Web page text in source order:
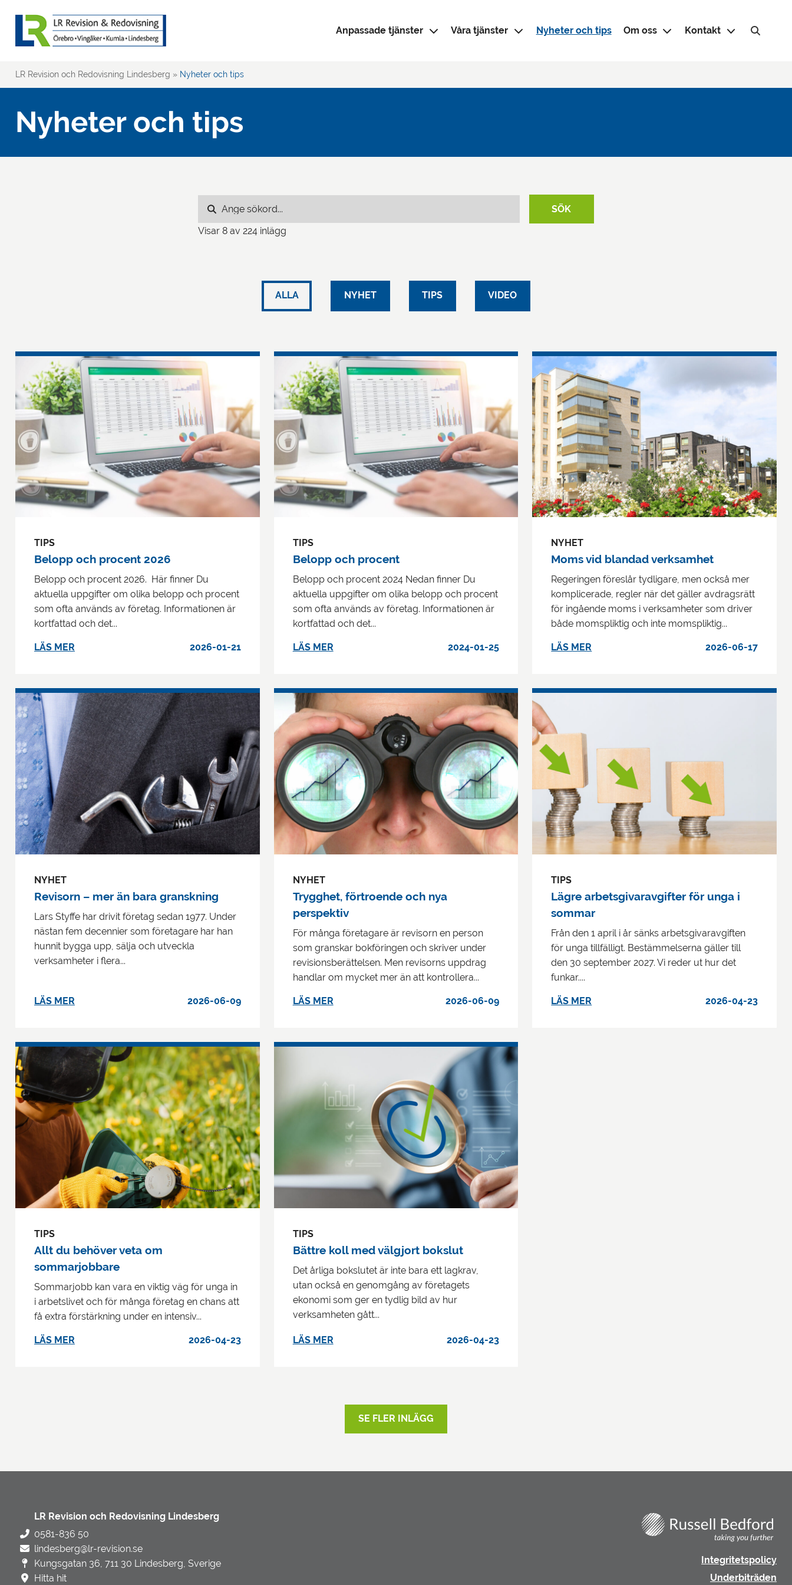
Anpassade tjänster Våra tjänster Nyheter och tips Om oss Kontakt
Sök efter:
LR Revision och Redovisning Lindesberg » Nyheter och tips
Nyheter och tips
SÖK
Visar 8 av 224 inlägg
ALLA NYHET TIPS VIDEO
TIPS
Belopp och procent 2026
Belopp och procent 2026. Här finner Du
aktuella uppgifter om olika belopp och procent
som ofta används av företag. Informationen är
kortfattad och det...
LÄS MER 2026-01-21
TIPS
Belopp och procent
Belopp och procent 2024 Nedan finner Du
aktuella uppgifter om olika belopp och procent
som ofta används av företag. Informationen är
kortfattad och det...
LÄS MER 2024-01-25
NYHET
Moms vid blandad verksamhet
Regeringen föreslår tydligare, men också mer
komplicerade, regler när det gäller avdragsrätt
för ingående moms i verksamheter som driver
både momspliktig och inte momspliktig...
LÄS MER 2026-06-17
NYHET
Revisorn – mer än bara granskning
Lars Styffe har drivit företag sedan 1977. Under
nästan fem decennier som företagare har han
hunnit bygga upp, sälja och utveckla
verksamheter i flera...
LÄS MER 2026-06-09
NYHET
Trygghet, förtroende och nya
perspektiv
För många företagare är revisorn en person
som granskar bokföringen och skriver under
revisionsberättelsen. Men revisorns uppdrag
handlar om mycket mer än att kontrollera...
LÄS MER 2026-06-09
TIPS
Lägre arbetsgivaravgifter för unga i
sommar
Från den 1 april i år sänks arbetsgivaravgiften
för unga tillfälligt. Bestämmelserna gäller till
den 30 september 2027. Vi reder ut hur det
funkar....
LÄS MER 2026-04-23
TIPS
Allt du behöver veta om
sommarjobbare
Sommarjobb kan vara en viktig väg för unga in
i arbetslivet och för många företag en chans att
få extra förstärkning under en intensiv...
LÄS MER 2026-04-23
TIPS
Bättre koll med välgjort bokslut
Det årliga bokslutet är inte bara ett lagkrav,
utan också en genomgång av företagets
ekonomi som ger en tydlig bild av hur
verksamheten gått...
LÄS MER 2026-04-23
SE FLER INLÄGG
LR Revision och Redovisning Lindesberg
0581-836 50
lindesberg@lr-revision.se
Kungsgatan 36, 711 30 Lindesberg, Sverige
Hitta hit
Integritetspolicy
Underbiträden